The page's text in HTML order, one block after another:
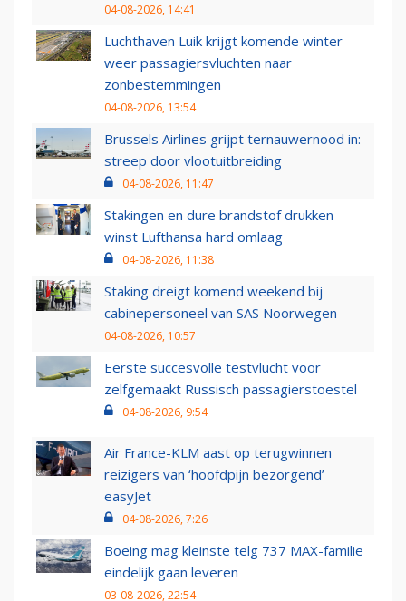
04-08-2026, 14:41
Luchthaven Luik krijgt komende winter
weer passagiersvluchten naar
zonbestemmingen
04-08-2026, 13:54
Brussels Airlines grijpt ternauwernood in:
streep door vlootuitbreiding
04-08-2026, 11:47
Stakingen en dure brandstof drukken
winst Lufthansa hard omlaag
04-08-2026, 11:38
Staking dreigt komend weekend bij
cabinepersoneel van SAS Noorwegen
04-08-2026, 10:57
Eerste succesvolle testvlucht voor
zelfgemaakt Russisch passagierstoestel
04-08-2026, 9:54
Air France-KLM aast op terugwinnen
reizigers van ‘hoofdpijn bezorgend’
easyJet
04-08-2026, 7:26
Boeing mag kleinste telg 737 MAX-familie
eindelijk gaan leveren
03-08-2026, 22:54